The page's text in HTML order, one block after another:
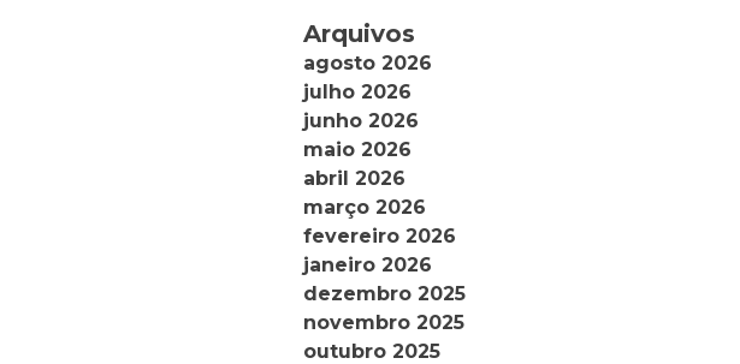
Arquivos
agosto 2026
julho 2026
junho 2026
maio 2026
abril 2026
março 2026
fevereiro 2026
janeiro 2026
dezembro 2025
novembro 2025
outubro 2025